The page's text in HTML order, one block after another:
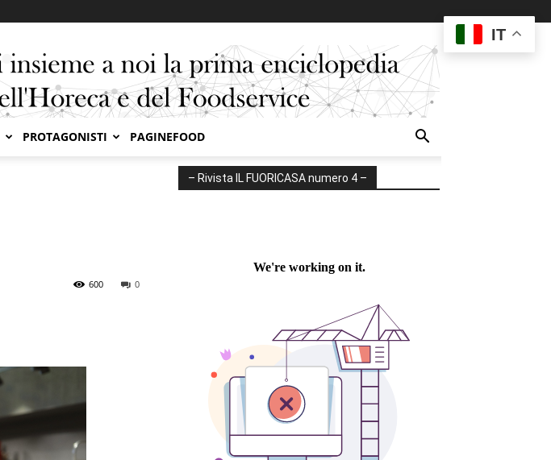
PROTAGONISTI PAGINEFOOD
0
600
– Rivista IL FUORICASA numero 4 –
IT